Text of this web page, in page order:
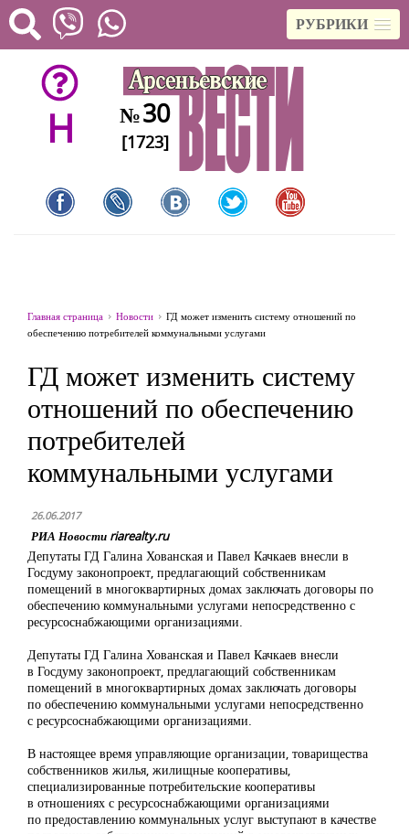
РУБРИКИ
H №30
[1723]
Главная страница Новости
ГД может изменить систему отношений по
обеспечению потребителей коммунальными услугами
ГД может изменить систему
отношений по обеспечению
потребителей
коммунальными услугами
26.06.2017
РИА Новости riarealty.ru
Депутаты ГД Галина Хованская и Павел Качкаев внесли в
Госдуму законопроект, предлагающий собственникам
помещений в многоквартирных домах заключать договоры по
обеспечению коммунальными услугами непосредственно с
ресурсоснабжающими организациями.
Депутаты ГД Галина Хованская и Павел Качкаев внесли
в Госдуму законопроект, предлагающий собственникам
помещений в многоквартирных домах заключать договоры
по обеспечению коммунальными услугами непосредственно
с ресурсоснабжающими организациями.
В настоящее время управляющие организации, товарищества
собственников жилья, жилищные кооперативы,
специализированные потребительские кооперативы
в отношениях с ресурсоснабжающими организациями
по предоставлению коммунальных услуг выступают в качестве